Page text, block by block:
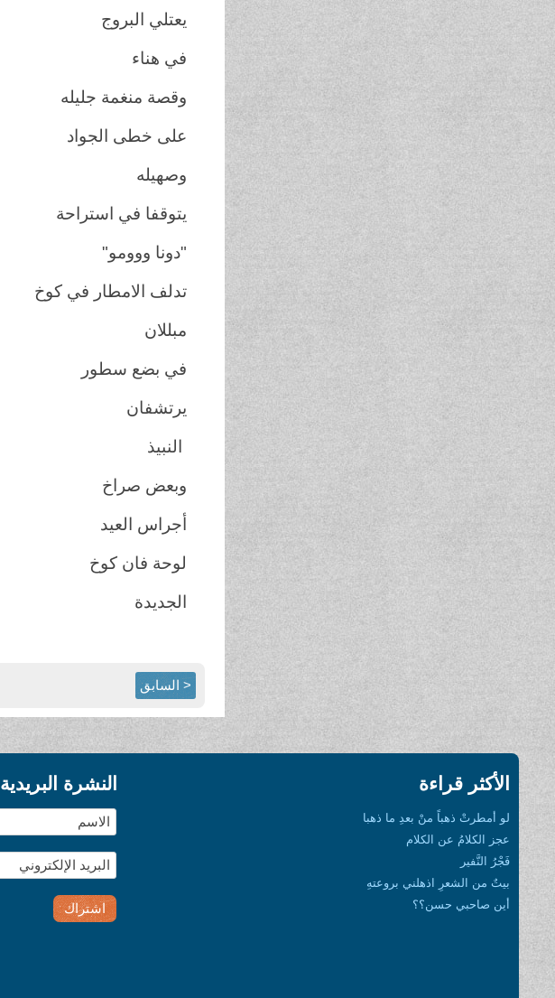
يعتلي البروج
في هناء
وقصة منغمة جليله
على خطى الجواد
وصهيله
يتوقفا في استراحة
"دونا ووومو"
تدلف الامطار في كوخ
مبللان
في بضع سطور
يرتشفان
النبيذ
وبعض صراخ
أجراس العيد
لوحة فان كوخ
الجديدة
< السابق
الأكثر قراءة
لو أمطرتْ ذهباً منْ بعدِ ما ذهبا
عجز الكلامُ عن الكلام
فَجْرُ النَّفير
بيتٌ من الشعرِ اذهلني بروعتهِ
أين صاحبي حسن؟؟
النشرة البريدية